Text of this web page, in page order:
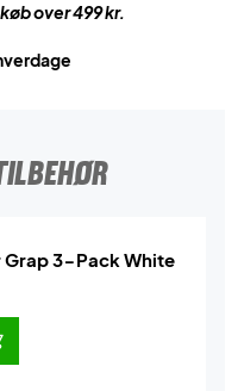
over 499 kr.
Grap 3-Pack White